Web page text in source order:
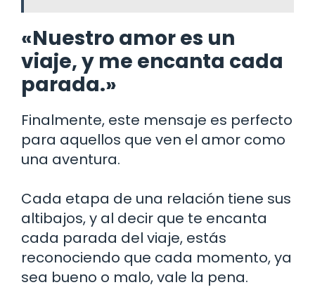
«Nuestro amor es un
viaje, y me encanta cada
parada.»
Finalmente, este mensaje es perfecto
para aquellos que ven el amor como
una aventura.
Cada etapa de una relación tiene sus
altibajos, y al decir que te encanta
cada parada del viaje, estás
reconociendo que cada momento, ya
sea bueno o malo, vale la pena.